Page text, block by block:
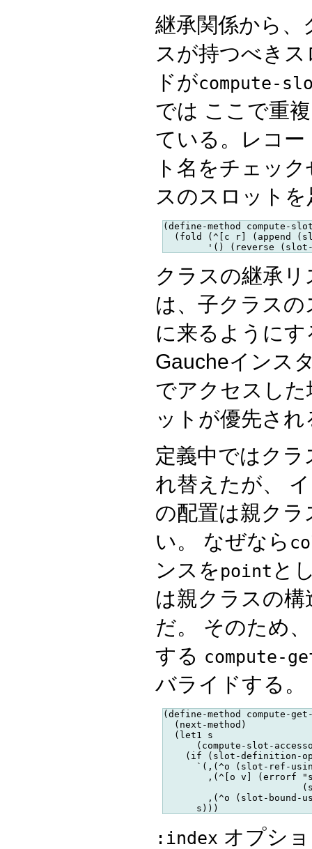
継承関係から、
スが持つべき
ドがcompute-
では ここで重
ている。レコ
ト名をチェッ
スのスロット
(define-method compute-
(fold (^[c r] (append
クラスの継承
は、子クラス
に来るように
Gaucheインス
でアクセスし
ットが優先され
定義中ではク
れ替えたが、
の配置は親ク
い。 なぜなら
ンスを point と
は親クラスの
だ。 そのため
する compute-
バライドする。
(define-method compute-
  (next-method)
  (let1 s
(compute-slot-
(if (slot-definition-
`(,(^o (slot-ref-
,(^[o v] (errorf
,(^o (slot-bound-
:index オプシ